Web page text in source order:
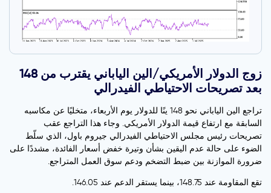
زوج الدولار الأمريكي/الين الياباني يقترب من 148
بعد تصريحات الاحتياطي الفيدرالي
تراجع الين الياباني نحو 148 ينًا للدولار يوم الأربعاء، متخليًا عن مكاسبه
السابقة مع ارتفاع قيمة الدولار الأمريكي. وجاء هذا التراجع عقب
تصريحات رئيس مجلس الاحتياطي الفيدرالي جيروم باول، الذي سلّط
الضوء على حالة عدم اليقين بشأن وتيرة خفض أسعار الفائدة، مشددًا على
ضرورة الموازنة بين ضبط التضخم ودعم سوق العمل المتراجع.
تقع المقاومة عند 148.75، بينما يستقر الدعم عند 146.05.